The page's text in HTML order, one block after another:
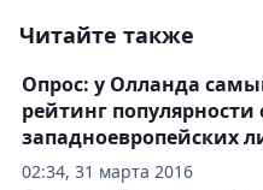
Читайте также
02:34, 31 марта 2016
Опрос: у Олланда
рейтинг популярности
западноевропейских